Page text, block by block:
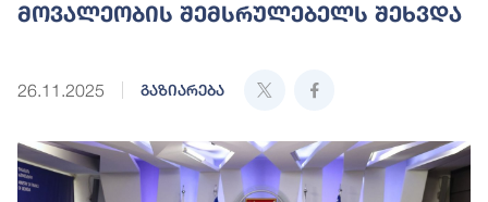
მოვალეობის შემსრულებელს შეხვდა
26.11.2025 გაზიარება